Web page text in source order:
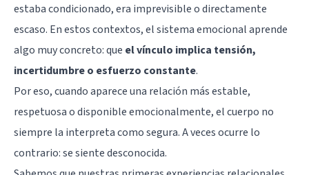
estaba condicionado, era imprevisible o directamente
escaso. En estos contextos, el sistema emocional aprende
algo muy concreto: que el vínculo implica tensión,
incertidumbre o esfuerzo constante.
Por eso, cuando aparece una relación más estable,
respetuosa o disponible emocionalmente, el cuerpo no
siempre la interpreta como segura. A veces ocurre lo
contrario: se siente desconocida.